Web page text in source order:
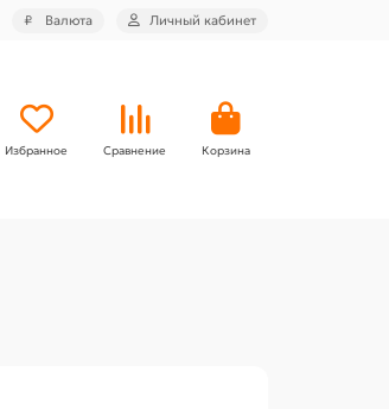
₽ Валюта Личный кабинет
Избранное Сравнение Корзина